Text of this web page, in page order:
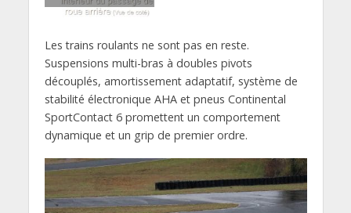
Les trains roulants ne sont pas en reste.
Suspensions multi-bras à doubles pivots
découplés, amortissement adaptatif, système de
stabilité électronique AHA et pneus Continental
SportContact 6 promettent un comportement
dynamique et un grip de premier ordre.